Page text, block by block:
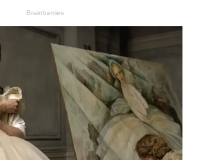
Brainberries